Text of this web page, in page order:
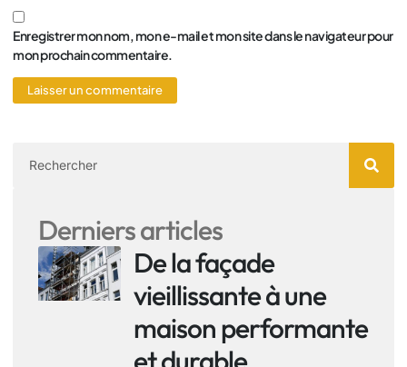
Enregistrer mon nom, mon e-mail et mon site dans le navigateur pour
mon prochain commentaire.
Derniers articles
De la façade
vieillissante à une
maison performante